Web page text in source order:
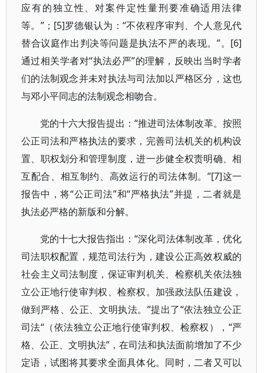
应有的独立性、对案件定性量刑要准确适用法律
等。”；[5]罗德银认为：“不依程序审判、个人意见代
替合议庭作出判决等问题是执法不严的表现。”。[6]
通过相关学者对“执法必严”的理解，反映出当时学者
们的法制观念并未对执法与司法加以严格区分，这也
与邓小平同志的法制观念相吻合。
党的十六大报告提出：“推进司法体制改革。按照
公正司法和严格执法的要求，完善司法机关的机构设
置、职权划分和管理制度，进一步健全权责明确、相
互配合、相互制约、高效运行的司法体制。”[7]这一
报告中，将“公正司法”和“严格执法”并提，二者就是
执法必严格的新版和分解。
党的十七大报告指出：“深化司法体制改革，优化
司法职权配置，规范司法行为，建设公正高效权威的
社会主义司法制度，保证审判机关、检察机关依法独
立公正地行使审判权、检察权。加强政法队伍建设，
做到严格、公正、文明执法。”提出了“依法独立公正
司法“（依法独立公正地行使审判权、检察权），“严
格、公正、文明执法”，在司法和执法面前增加了不少
定语，试图将其要求全面具体化。同时，二者又可以